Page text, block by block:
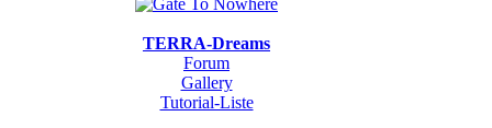
TERRA-Dreams
Forum
Gallery
Tutorial-Liste